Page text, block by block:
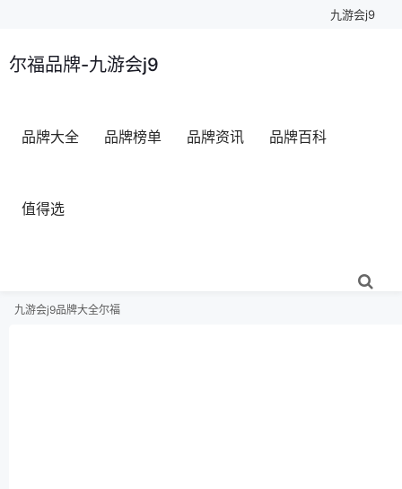
九游会j9
尔福品牌-九游会j9
品牌大全 品牌榜单 品牌资讯 品牌百科
值得选
九游会j9品牌大全尔福